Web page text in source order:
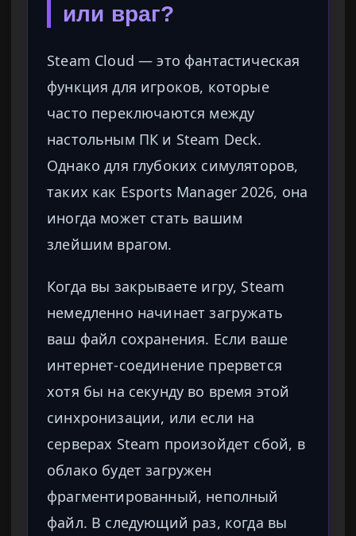
или враг?
Steam Cloud — это фантастическая
функция для игроков, которые
часто переключаются между
настольным ПК и Steam Deck.
Однако для глубоких симуляторов,
таких как Esports Manager 2026, она
иногда может стать вашим
злейшим врагом.
Когда вы закрываете игру, Steam
немедленно начинает загружать
ваш файл сохранения. Если ваше
интернет-соединение прервется
хотя бы на секунду во время этой
синхронизации, или если на
серверах Steam произойдет сбой, в
облако будет загружен
фрагментированный, неполный
файл. В следующий раз, когда вы